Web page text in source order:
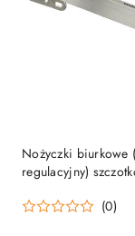
Nożyczki biurkowe
regulacyjny)
(0)